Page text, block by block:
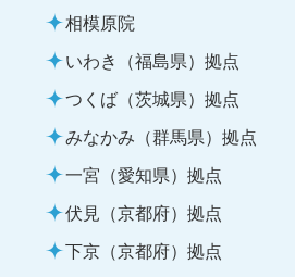
相模原院
いわき（福島県）拠点
つくば（茨城県）拠点
みなかみ（群馬県）拠点
一宮（愛知県）拠点
伏見（京都府）拠点
下京（京都府）拠点